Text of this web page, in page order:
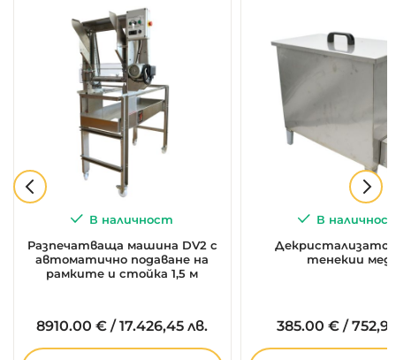
В наличност
Разпечатваща машина DV2 с
автоматично подаване на
рамките и стойка 1,5 м
8910.00 € /17.426,45 лв.
В
Декристализатор
тенекии мед
385.00 € /